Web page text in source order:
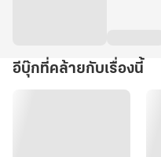
อีบุ๊กที่คล้ายกับเรื่องนี้